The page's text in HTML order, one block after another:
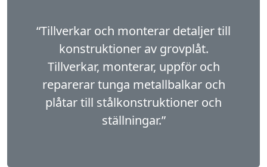
“Tillverkar och monterar detaljer till
konstruktioner av grovplåt.
Tillverkar, monterar, uppför och
reparerar tunga metallbalkar och
plåtar till stålkonstruktioner och
ställningar.”